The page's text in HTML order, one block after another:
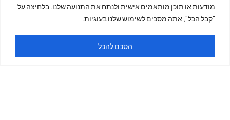
מודעות או תוכן מותאמים אישית ולנתח את התנועה שלנו. בלחיצה על
"קבל הכל", אתה מסכים לשימוש שלנו בעוגיות.
הסכם להכל
ה